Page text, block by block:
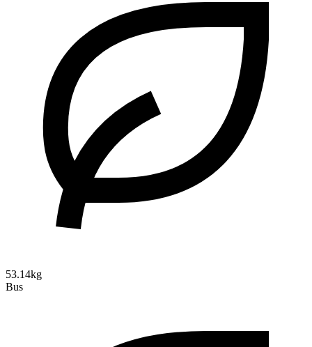
53.14kg
Bus